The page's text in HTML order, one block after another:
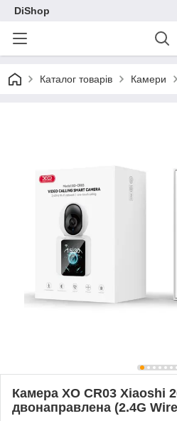
DiShop
Каталог товарів Камери
Камера XO CR03 Xiaoshi
двонаправлена (2.4G